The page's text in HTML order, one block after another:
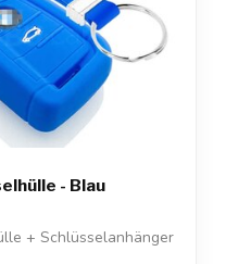
- Blau
+ Schlüsselanhänger